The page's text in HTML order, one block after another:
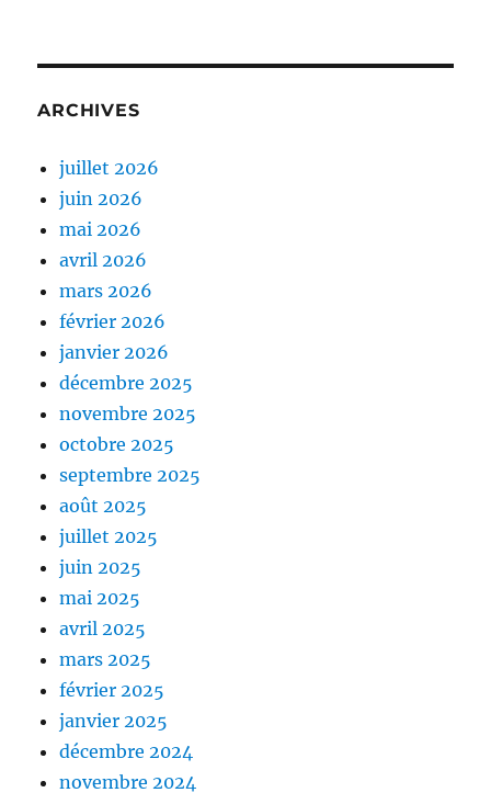
ARCHIVES
juillet 2026
juin 2026
mai 2026
avril 2026
mars 2026
février 2026
janvier 2026
décembre 2025
novembre 2025
octobre 2025
septembre 2025
août 2025
juillet 2025
juin 2025
mai 2025
avril 2025
mars 2025
février 2025
janvier 2025
décembre 2024
novembre 2024